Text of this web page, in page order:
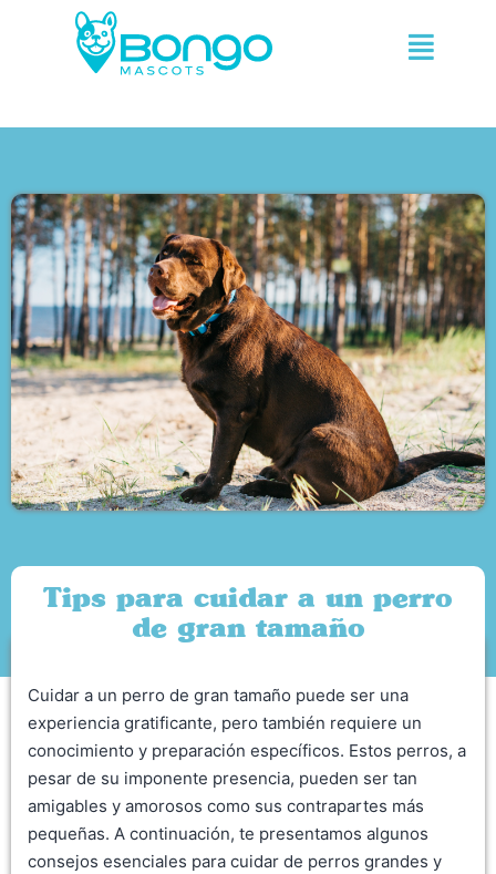
Tips para cuidar a un perro
de gran tamaño
Cuidar a un perro de gran tamaño puede ser una
experiencia gratificante, pero también requiere un
conocimiento y preparación específicos. Estos perros, a
pesar de su imponente presencia, pueden ser tan
amigables y amorosos como sus contrapartes más
pequeñas. A continuación, te presentamos algunos
consejos esenciales para cuidar de perros grandes y